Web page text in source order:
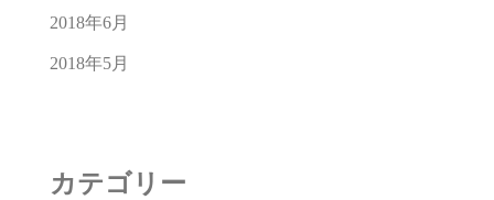
2018年6月
2018年5月
カテゴリー